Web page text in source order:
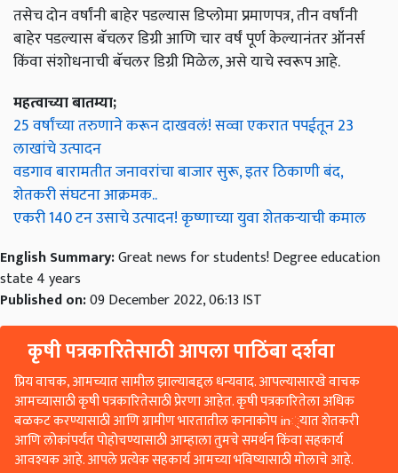
तसेच दोन वर्षांनी बाहेर पडल्यास डिप्लोमा प्रमाणपत्र, तीन वर्षांनी
बाहेर पडल्यास बॅचलर डिग्री आणि चार वर्षं पूर्ण केल्यानंतर ऑनर्स
किंवा संशोधनाची बॅचलर डिग्री मिळेल, असे याचे स्वरूप आहे.
महत्वाच्या बातम्या;
25 वर्षांच्या तरुणाने करून दाखवलं! सव्वा एकरात पपईतून 23
लाखांचे उत्पादन
वडगाव बारामतीत जनावरांचा बाजार सुरू, इतर ठिकाणी बंद,
शेतकरी संघटना आक्रमक..
एकरी 140 टन उसाचे उत्पादन! कृष्णाच्या युवा शेतकऱ्याची कमाल
English Summary:Great news for students! Degree education
state 4 years
Published on:09 December 2022, 06:13 IST
कृषी पत्रकारितेसाठी आपला पाठिंबा दर्शवा
प्रिय वाचक, आमच्यात सामील झाल्याबद्दल धन्यवाद. आपल्यासारखे वाचक
आमच्यासाठी कृषी पत्रकारितेसाठी प्रेरणा आहेत. कृषी पत्रकारितेला अधिक
बळकट करण्यासाठी आणि ग्रामीण भारतातील कानाकोप in्यात शेतकरी
आणि लोकांपर्यंत पोहोचण्यासाठी आम्हाला तुमचे समर्थन किंवा सहकार्य
आवश्यक आहे. आपले प्रत्येक सहकार्य आमच्या भविष्यासाठी मोलाचे आहे.